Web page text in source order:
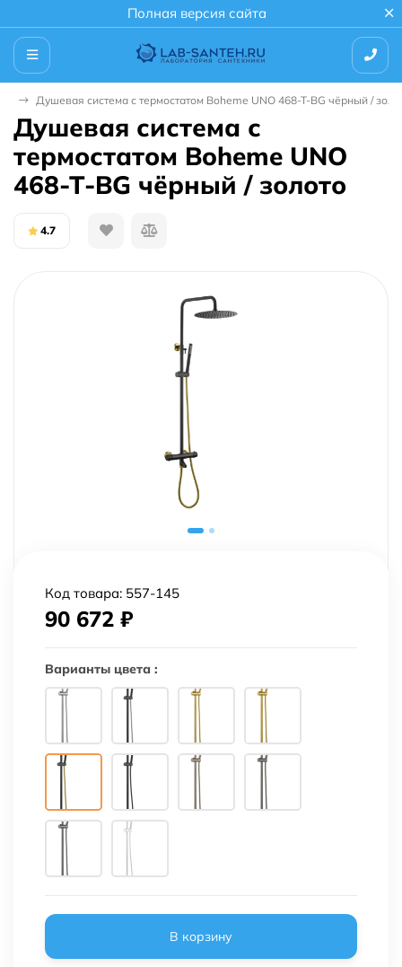
Полная версия сайта
Душевая система с термостатом Boheme UNO 468-T-BG чёрный /
Душевая система с
термостатом Boheme UNO
468-T-BG чёрный / золото
4.7
Код товара: 557-145
90 672 ₽
Варианты цвета :
В корзину